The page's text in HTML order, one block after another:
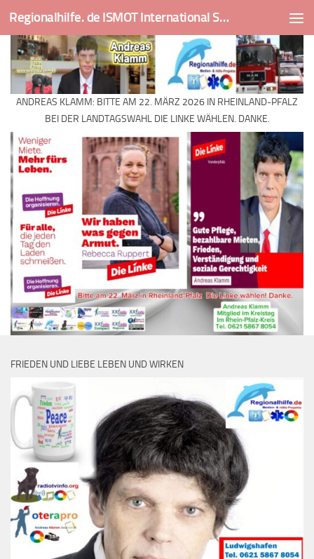
Skip to content Regionalhilfe. de ISMOT International Social And Medical Outreach Team
ANDREAS KLAMM: BITTE AM 22. MÄRZ 2026 IN RHEINLAND-PFALZ
BEI DER LANDTAGSWAHL DIE LINKE WÄHLEN. DANKE.
FRIEDEN UND LIEBE LEBEN UND WIRKEN